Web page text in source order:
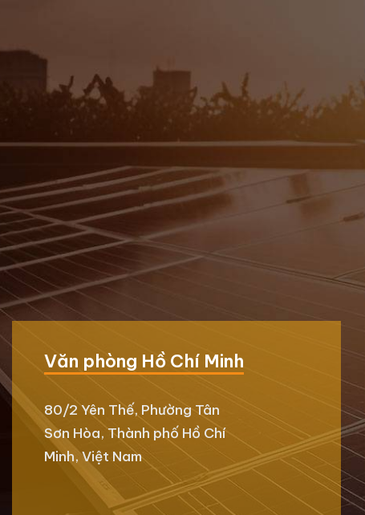
Văn phòng Hồ Chí Minh
80/2 Yên Thế, Phường Tân
Sơn Hòa, Thành phố Hồ Chí
Minh, Việt Nam